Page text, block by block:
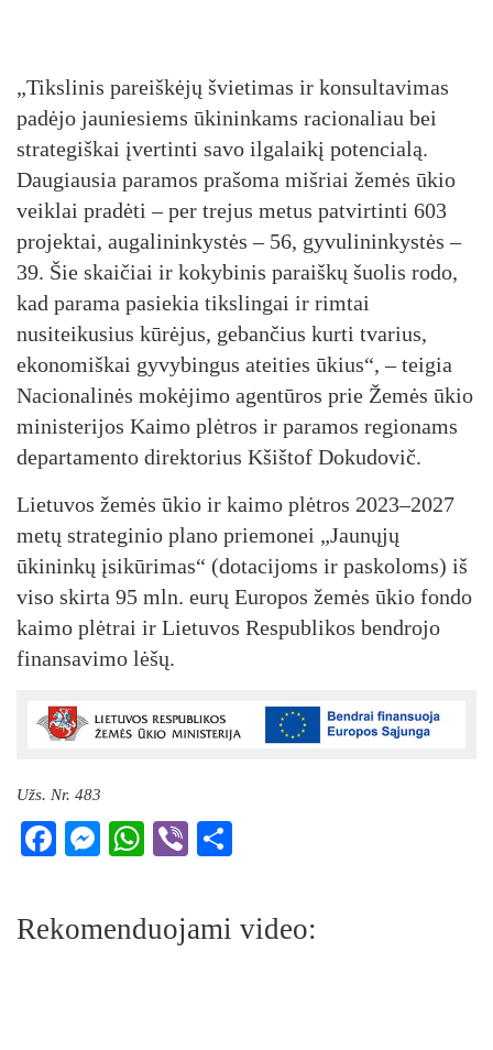
„Tikslinis pareiškėjų švietimas ir konsultavimas
padėjo jauniesiems ūkininkams racionaliau bei
strategiškai įvertinti savo ilgalaikį potencialą.
Daugiausia paramos prašoma mišriai žemės ūkio
veiklai pradėti – per trejus metus patvirtinti 603
projektai, augalininkystės – 56, gyvulininkystės –
39. Šie skaičiai ir kokybinis paraiškų šuolis rodo,
kad parama pasiekia tikslingai ir rimtai
nusiteikusius kūrėjus, gebančius kurti tvarius,
ekonomiškai gyvybingus ateities ūkius“, – teigia
Nacionalinės mokėjimo agentūros prie Žemės ūkio
ministerijos Kaimo plėtros ir paramos regionams
departamento direktorius Kšištof Dokudovič.
Lietuvos žemės ūkio ir kaimo plėtros 2023–2027
metų strateginio plano priemonei „Jaunųjų
ūkininkų įsikūrimas“ (dotacijoms ir paskoloms) iš
viso skirta 95 mln. eurų Europos žemės ūkio fondo
kaimo plėtrai ir Lietuvos Respublikos bendrojo
finansavimo lėšų.
Užs. Nr. 483
Facebook
Messenger
WhatsApp
Viber
Rekomenduojami video: